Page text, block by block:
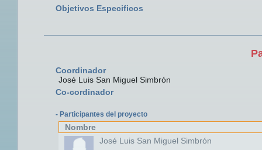
Objetivos Especificos
Coordinador
José Luis San Miguel Simbrón
Co-cordinador
- Participantes del proyecto
Nombre
José Luis San Miguel Simbrón